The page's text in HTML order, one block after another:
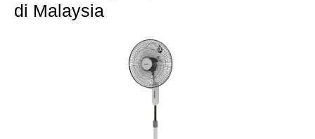
di Malaysia